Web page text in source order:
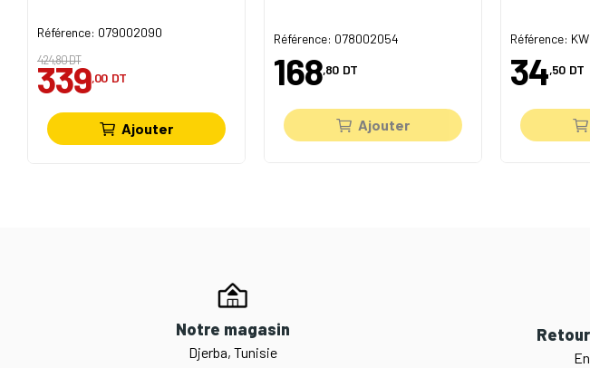
Référence: 079002090
424,80 DT
339,00 DT
Ajouter
Référence: 078002054
168,80 DT
Ajouter
Référence:
34,50 DT
Notre magasin
Djerba, Tunisie